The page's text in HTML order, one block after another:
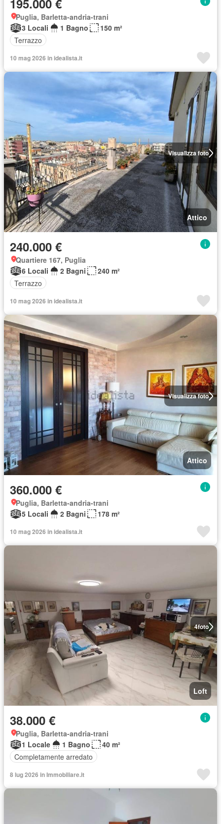
195.000 €
Puglia, Barletta-andria-trani
3 Locali
1 Bagno
150 m²
Terrazzo
10 mag 2026 in idealista.it
Visualizza foto
Attico
240.000 €
Quartiere 167, Puglia
6 Locali
2 Bagni
240 m²
Terrazzo
10 mag 2026 in idealista.it
Visualizza foto
Attico
360.000 €
Puglia, Barletta-andria-trani
5 Locali
2 Bagni 178 m²
10 mag 2026 in idealista.it
4foto
Loft
38.000 €
Puglia, Barletta-andria-trani
1 Locale
1 Bagno
40 m²
Completamente arredato
8 lug 2026 in Immobiliare.it